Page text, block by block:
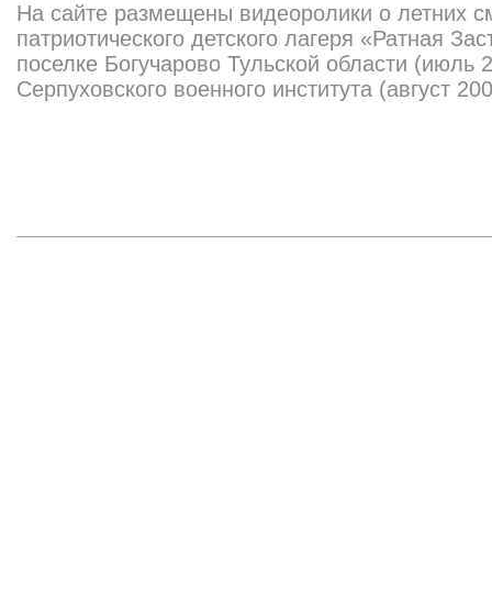
На сайте размещены видеоролики о летних
патриотического детского лагеря «Ратная
поселке Богучарово Тульской области (июль
Серпуховского военного института (август